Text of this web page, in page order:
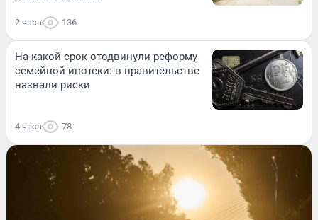
2 часа 136
На какой срок отодвинули реформу
семейной ипотеки: в правительстве
назвали риски
4 часа 78